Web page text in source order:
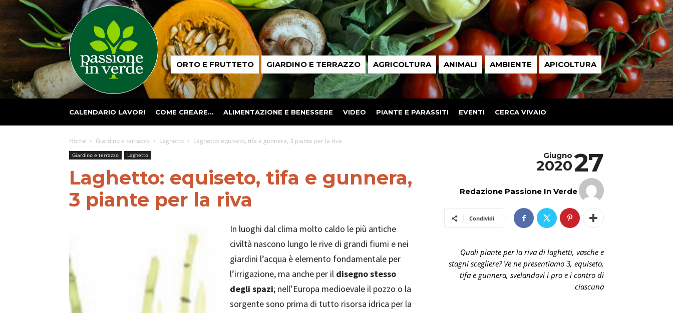
Passione
in ORTO E FRUTTETO GIARDINO E TERRAZZO AGRICOLTURA ANIMALI AMBIENTE APICOLTURA
CALENDARIO LAVORI COME CREARE… ALIMENTAZIONE E BENESSERE VIDEO PIANTE E PARASSITI EVENTI CERCA VIVAIO
Home Giardino e terrazzo Laghetto Laghetto: equiseto, tifa e gunnera, 3 piante per la riva
Giardino e terrazzo Laghetto
Laghetto: equiseto, tifa e gunnera,
3 piante per la riva
In luoghi dal clima molto caldo le più antiche
civiltà nascono lungo le rive di grandi fiumi e nei
giardini l’acqua è elemento fondamentale per
l’irrigazione, ma anche per il disegno stesso
degli spazi; nell’Europa medioevale il pozzo o la
sorgente sono prima di tutto risorsa idrica per la
27
Giugno
2020
Redazione Passione In Verde
Condividi
Quali piante per la riva di laghetti, vasche e
stagni scegliere? Ve ne presentiamo 3, equiseto,
tifa e gunnera, svelandovi i pro e i contro di
ciascuna